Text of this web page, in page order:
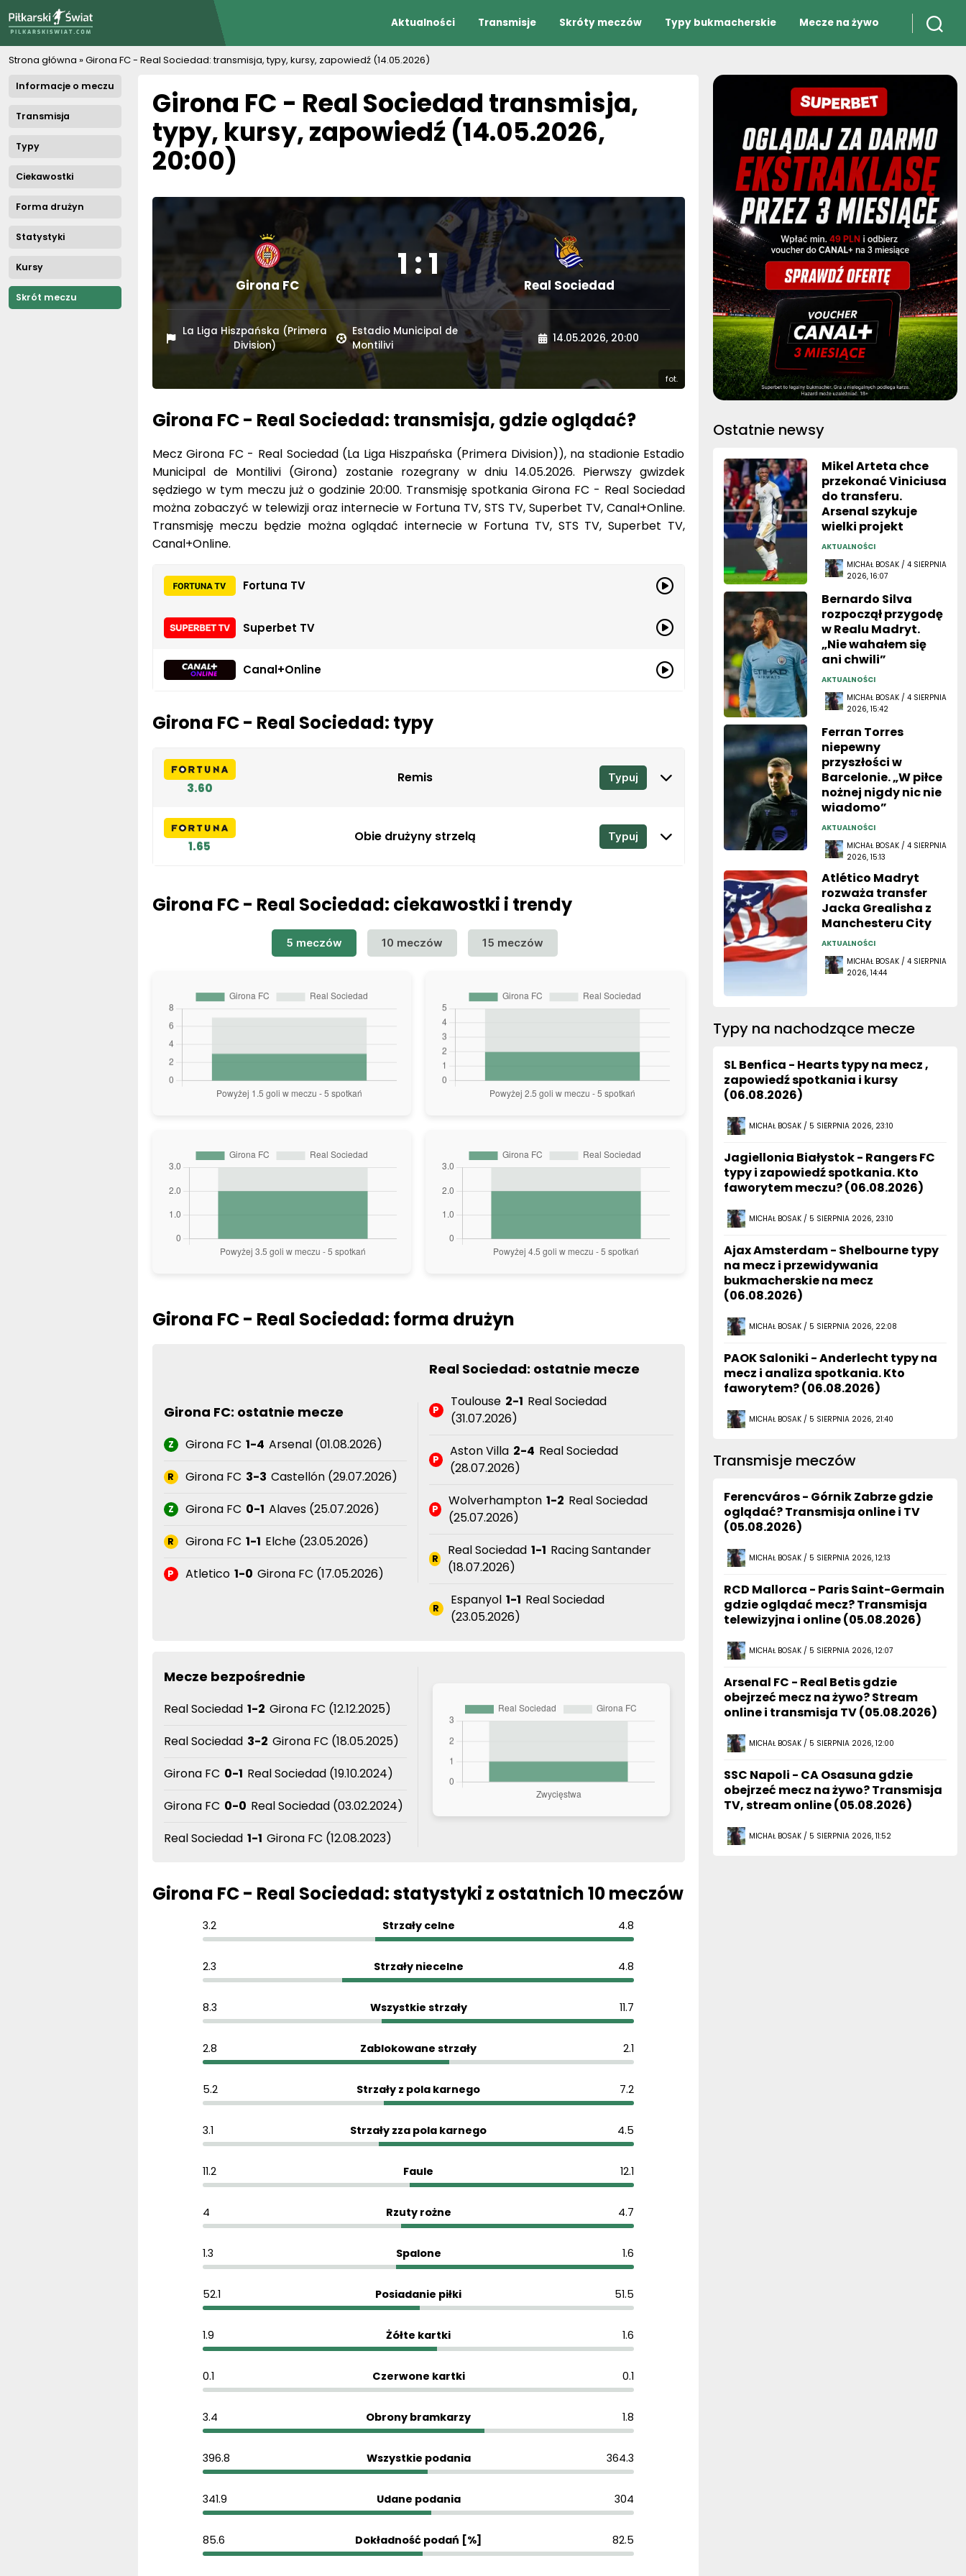
Aktualności Transmisje Skróty meczów Typy bukmacherskie Mecze na żywo
Strona główna »Girona FC - Real Sociedad: transmisja, typy, kursy, zapowiedź (14.05.2026)
Informacje o meczu
Transmisja
Typy
Ciekawostki
Forma drużyn
Statystyki
Kursy
Skrót meczu
Girona FC - Real Sociedad transmisja,
typy, kursy, zapowiedź (14.05.2026,
20:00)
Girona FC
1 : 1
Real Sociedad
La Liga Hiszpańska (Primera
Division)
Estadio Municipal de
Montilivi
14.05.2026, 20:00
fot.
Girona FC - Real Sociedad: transmisja, gdzie oglądać?
Mecz Girona FC - Real Sociedad (La Liga Hiszpańska (Primera Division)), na stadionie Estadio
Municipal de Montilivi (Girona) zostanie rozegrany w dniu 14.05.2026. Pierwszy gwizdek
sędziego w tym meczu już o godzinie 20:00. Transmisję spotkania Girona FC - Real Sociedad
można zobaczyć w telewizji oraz internecie w Fortuna TV, STS TV, Superbet TV, Canal+Online.
Transmisję meczu będzie można oglądać internecie w Fortuna TV, STS TV, Superbet TV,
Canal+Online.
Fortuna TV
Superbet TV
Canal+Online
Girona FC - Real Sociedad: typy
3.60
Remis Typuj
1.65
Obie drużyny strzelą Typuj
Girona FC - Real Sociedad: ciekawostki i trendy
5 meczów 10 meczów 15 meczów
Girona FC - Real Sociedad: forma drużyn
Girona FC: ostatnie mecze
Z Girona FC 1-4 Arsenal (01.08.2026)
R Girona FC 3-3 Castellón (29.07.2026)
Z Girona FC 0-1 Alaves (25.07.2026)
R Girona FC 1-1 Elche (23.05.2026)
P Atletico 1-0 Girona FC (17.05.2026)
Real Sociedad: ostatnie mecze
P
Toulouse 2-1 Real Sociedad
(31.07.2026)
P
Aston Villa 2-4 Real Sociedad
(28.07.2026)
P
Wolverhampton 1-2 Real Sociedad
(25.07.2026)
R
Real Sociedad 1-1 Racing Santander
(18.07.2026)
R
Espanyol 1-1 Real Sociedad
(23.05.2026)
Mecze bezpośrednie
Real Sociedad 1-2 Girona FC (12.12.2025)
Real Sociedad 3-2 Girona FC (18.05.2025)
Girona FC 0-1 Real Sociedad (19.10.2024)
Girona FC 0-0 Real Sociedad (03.02.2024)
Real Sociedad 1-1 Girona FC (12.08.2023)
Girona FC - Real Sociedad: statystyki z ostatnich 10 meczów
3.2 Strzały celne 4.8
2.3 Strzały niecelne 4.8
8.3 Wszystkie strzały 11.7
2.8 Zablokowane strzały 2.1
5.2 Strzały z pola karnego 7.2
3.1 Strzały zza pola karnego 4.5
11.2 Faule 12.1
4 Rzuty rożne 4.7
1.3 Spalone 1.6
52.1 Posiadanie piłki 51.5
1.9 Żółte kartki 1.6
0.1 Czerwone kartki 0.1
3.4 Obrony bramkarzy 1.8
396.8 Wszystkie podania 364.3
341.9 Udane podania 304
85.6 Dokładność podań [%] 82.5
Ostatnie newsy
Mikel Arteta chce
przekonać Viniciusa
do transferu.
Arsenal szykuje
wielki projekt
AKTUALNOŚCI
MICHAŁ BOSAK / 4 SIERPNIA
2026, 16:07
Bernardo Silva
rozpoczął przygodę
w Realu Madryt.
„Nie wahałem się
ani chwili”
AKTUALNOŚCI
MICHAŁ BOSAK / 4 SIERPNIA
2026, 15:42
Ferran Torres
niepewny
przyszłości w
Barcelonie. „W piłce
nożnej nigdy nic nie
wiadomo”
AKTUALNOŚCI
MICHAŁ BOSAK / 4 SIERPNIA
2026, 15:13
Atlético Madryt
rozważa transfer
Jacka Grealisha z
Manchesteru City
AKTUALNOŚCI
MICHAŁ BOSAK / 4 SIERPNIA
2026, 14:44
Typy na nachodzące mecze
SL Benfica - Hearts typy na mecz ,
zapowiedź spotkania i kursy
(06.08.2026)
MICHAŁ BOSAK / 5 SIERPNIA 2026, 23:10
Jagiellonia Białystok - Rangers FC
typy i zapowiedź spotkania. Kto
faworytem meczu? (06.08.2026)
MICHAŁ BOSAK / 5 SIERPNIA 2026, 23:10
Ajax Amsterdam - Shelbourne typy
na mecz i przewidywania
bukmacherskie na mecz
(06.08.2026)
MICHAŁ BOSAK / 5 SIERPNIA 2026, 22:08
PAOK Saloniki - Anderlecht typy na
mecz i analiza spotkania. Kto
faworytem? (06.08.2026)
MICHAŁ BOSAK / 5 SIERPNIA 2026, 21:40
Transmisje meczów
Ferencváros - Górnik Zabrze gdzie
oglądać? Transmisja online i TV
(05.08.2026)
MICHAŁ BOSAK / 5 SIERPNIA 2026, 12:13
RCD Mallorca - Paris Saint-Germain
gdzie oglądać mecz? Transmisja
telewizyjna i online (05.08.2026)
MICHAŁ BOSAK / 5 SIERPNIA 2026, 12:07
Arsenal FC - Real Betis gdzie
obejrzeć mecz na żywo? Stream
online i transmisja TV (05.08.2026)
MICHAŁ BOSAK / 5 SIERPNIA 2026, 12:00
SSC Napoli - CA Osasuna gdzie
obejrzeć mecz na żywo? Transmisja
TV, stream online (05.08.2026)
MICHAŁ BOSAK / 5 SIERPNIA 2026, 11:52